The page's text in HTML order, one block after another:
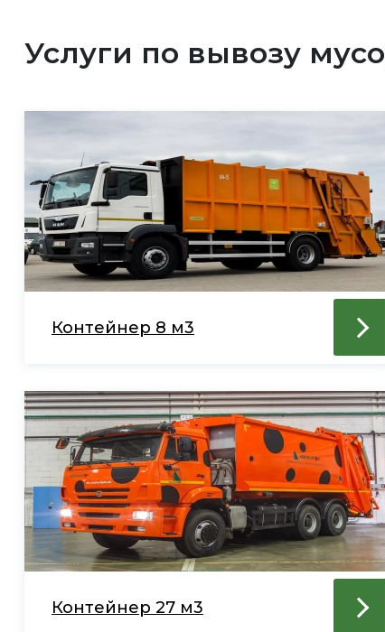
Услуги по вывозу
Контейнер 8 м3
Контейнер 27 м3